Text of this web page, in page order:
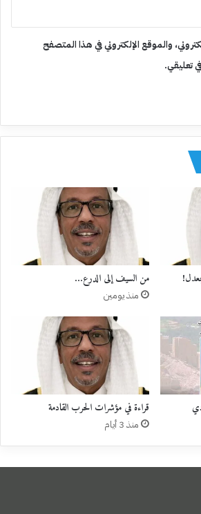
والموقع الإلكتروني في هذا المتصفح
تعليقي.
من السيف إلى الدرع…
منذ يومين
قراءة في مؤشرات الحرب القادمة
منذ 3 أيام